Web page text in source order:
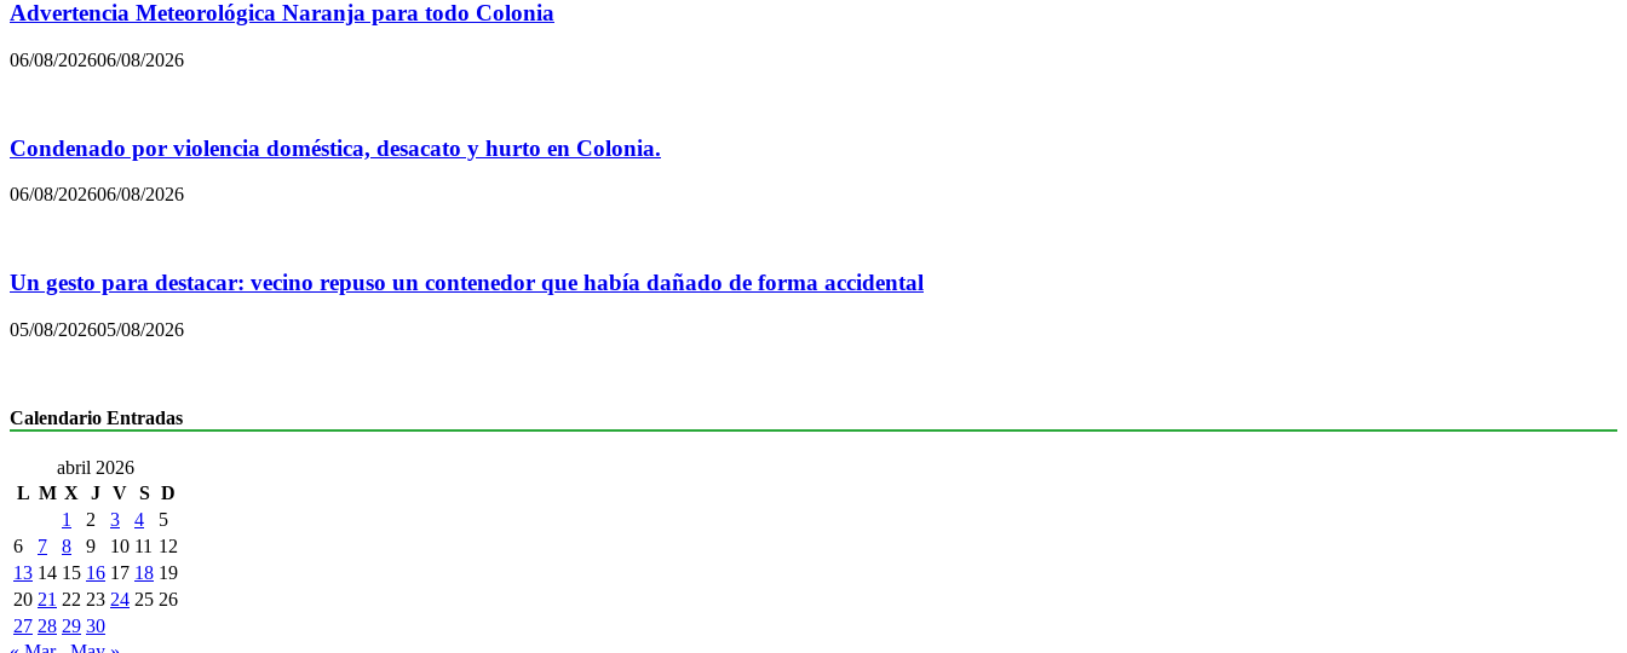
Advertencia Meteorológica Naranja para todo Colonia
06/08/202606/08/2026
Condenado por violencia doméstica, desacato y hurto en Colonia.
06/08/202606/08/2026
Un gesto para destacar: vecino repuso un contenedor que había dañado de forma accidental
05/08/202605/08/2026
Calendario Entradas
abril 2026
L M X J V S D
1
2 3 4
5
6
7 8 9 10 11 12
13 14 15 16 17 18 19
20 21 22 23 24 25 26
27 28 29 30